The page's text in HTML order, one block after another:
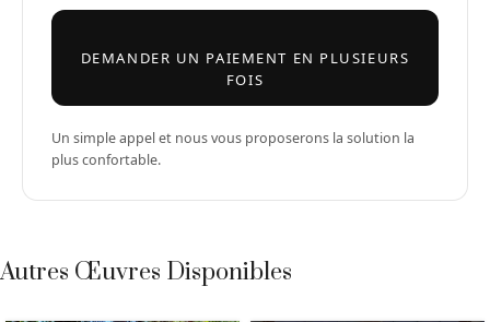
DEMANDER UN PAIEMENT EN PLUSIEURS
FOIS
Un simple appel et nous vous proposerons la solution la
plus confortable.
Autres Œuvres Disponibles